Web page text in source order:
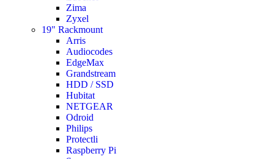
Zima
Zyxel
19" Rackmount
Arris
Audiocodes
EdgeMax
Grandstream
HDD / SSD
Hubitat
NETGEAR
Odroid
Philips
Protectli
Raspberry Pi